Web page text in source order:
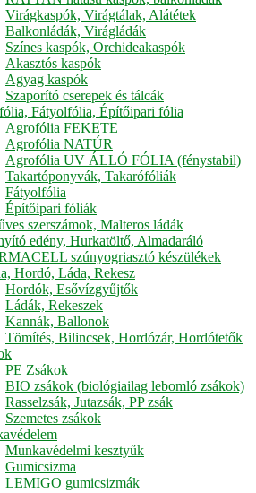
Virágkaspók, Virágtálak, Alátétek
Balkonládák, Virágládák
Színes kaspók, Orchideakaspók
Akasztós kaspók
Agyag kaspók
Szaporító cserepek és tálcák
Fátyolfólia, Építőipari fólia
Agrofólia FEKETE
Agrofólia NATÚR
Agrofólia UV ÁLLÓ FÓLIA (fénystabil)
Takartóponyvák, Takarófóliák
Fátyolfólia
Építőipari fóliák
szerszámok, Malteros ládák
edény, Hurkatöltő, Almadaráló
szúnyogriasztó készülékek
Hordó, Láda, Rekesz
Hordók, Esővízgyűjtők
Ládák, Rekeszek
Kannák, Ballonok
Tömítés, Bilincsek, Hordózár, Hordótetők
PE Zsákok
BIO zsákok (biológiailag lebomló zsákok)
Rasselzsák, Jutazsák, PP zsák
Szemetes zsákok
Munkavédelmi kesztyűk
Gumicsizma
LEMIGO gumicsizmák